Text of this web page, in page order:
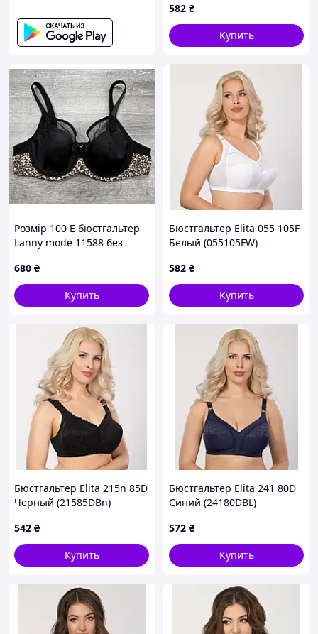
582 ₴
Купить
Розмір 100 Е бюстгальтер
Lanny mode 11588 без
680 ₴
Купить
Бюстгальтер Elita 055 105F
Белый (055105FW)
582 ₴
Купить
Бюстгальтер Elita 215n 85D
Черный (21585DBn)
542 ₴
Купить
Бюстгальтер Elita 241 80D
Синий (24180DBL)
572 ₴
Купить